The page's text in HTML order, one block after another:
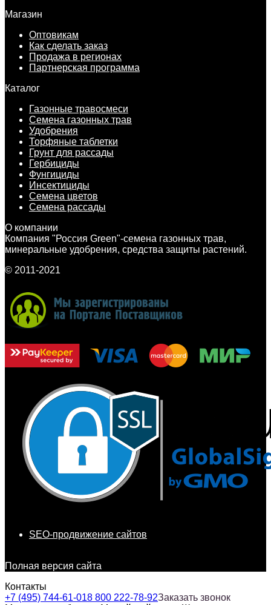
Магазин
Оптовикам
Как сделать заказ
Продажа в регионах
Партнерская программа
Каталог
Газонные травосмеси
Семена газонных трав
Удобрения
Торфяные таблетки
Грунт для рассады
Гербициды
Фунгициды
Инсектициды
Семена цветов
Семена рассады
О компании
Компания "Россия Green"-семена газонных трав,
минеральные удобрения, средства защиты растений.
© 2011-2021
SEO-продвижение сайтов
Полная версия сайта
Контакты
+7 (495) 744-61-018 800 222-78-92Заказать звонок